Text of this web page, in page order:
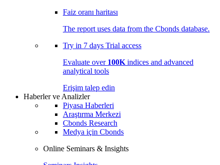
Faiz oranı haritası
The report uses data from the Cbonds database.
Try in 7 days Trial access
Evaluate over 100K indices and advanced
analytical tools
Erişim talep edin
Haberler ve Analizler
Piyasa Haberleri
Araştırma Merkezi
Cbonds Research
Medya için Cbonds
Online Seminars & Insights